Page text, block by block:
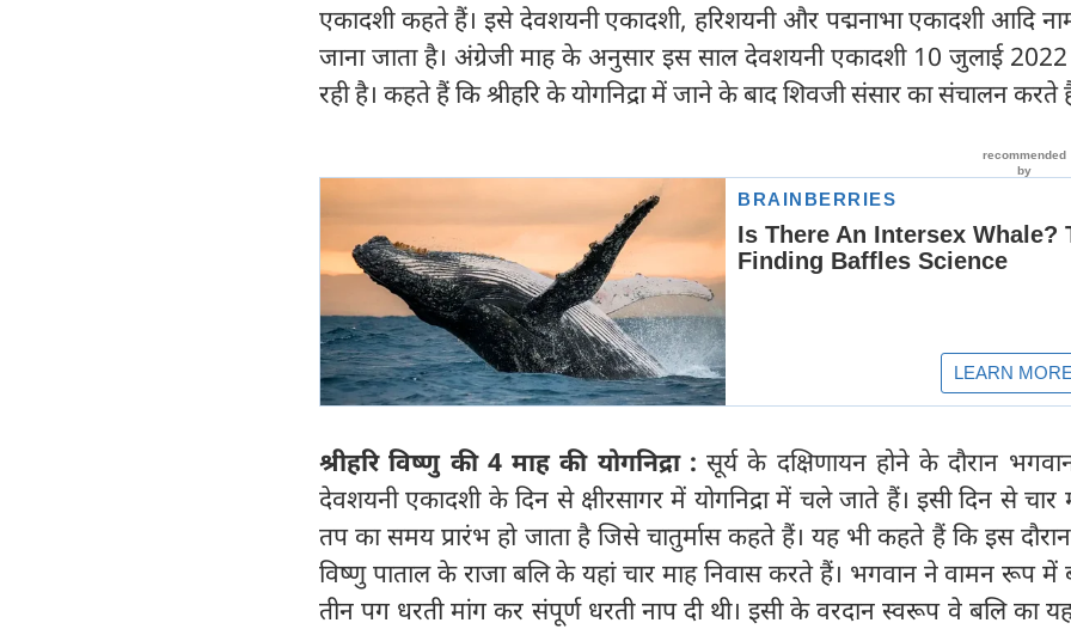
एकादशी कहते हैं। इसे देवशयनी एकादशी, हरिशयनी और पद्मनाभा एकादशी आदि
जाना जाता है। अंग्रेजी माह के अनुसार इस साल देवशयनी एकादशी 10 जुलाई
रही है। कहते हैं कि श्रीहरि के योगनिद्रा में जाने के बाद शिवजी संसार का संचालन करते
श्रीहरि विष्णु की 4 माह की योगनिद्रा :सूर्य के दक्षिणायन होने के दौरान
देवशयनी एकादशी के दिन से क्षीरसागर में योगनिद्रा में चले जाते हैं। इसी दिन से चार
तप का समय प्रारंभ हो जाता है जिसे चातुर्मास कहते हैं। यह भी कहते हैं कि इस दौरान
विष्णु पाताल के राजा बलि के यहां चार माह निवास करते हैं। भगवान ने वामन रूप में
तीन पग धरती मांग कर संपूर्ण धरती नाप दी थी। इसी के वरदान स्वरूप वे बलि का